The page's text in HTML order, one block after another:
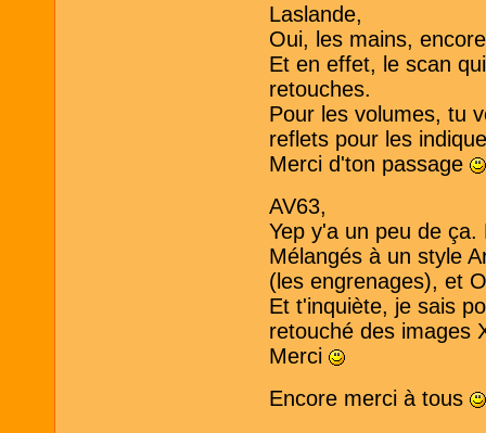
Laslande,
Oui, les mains,
Et en effet, le scan
retouches.
Pour les volumes, tu
reflets pour les
Merci d'ton passage
AV63,
Yep y'a un peu de
Mélangés à un style
(les engrenages), et
Et t'inquiète, je sais
retouché des images
Merci
Encore merci à tous